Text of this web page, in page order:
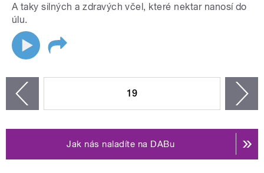
A taky silných a zdravých včel, které nektar nanosí do
úlu.
19
Jak nás naladíte na DABu